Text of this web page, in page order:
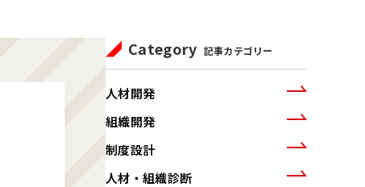
Category 記事カテゴリー
人材開発
組織開発
制度設計
人材・組織診断